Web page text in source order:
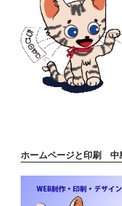
ホームページと印刷 中